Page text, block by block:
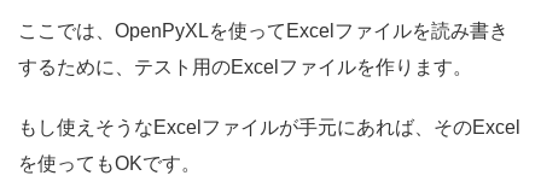
ここでは、OpenPyXLを使ってExcelファイルを読み書き
するために、テスト用のExcelファイルを作ります。
もし使えそうなExcelファイルが手元にあれば、そのExcel
を使ってもOKです。